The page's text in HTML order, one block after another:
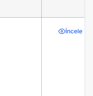
İncele